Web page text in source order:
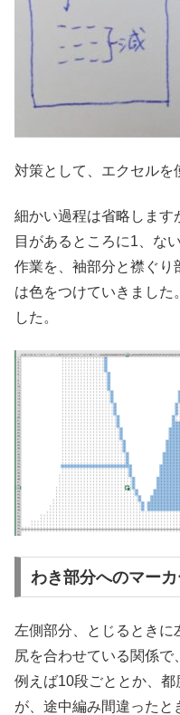
対策として、エクセルを
細かい過程は省略します
目があるところに1、な
作業を、袖部分と襟ぐり
は色をつけていきました
した。
わき部分へのマー
左側部分、とじるときに
尻を合わせている関係で
例えば10段ごととか、都
が、途中編み間違ったと